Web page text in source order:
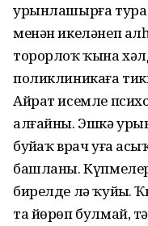
урынлашырға
менән икеләнеп
торорлоҡ ҡына
поликлиникаға
Айрат исемле
алғайны. Эшкә
буйҙаҡ врач уға
башланы.
бирелде лә ҡуйҙы.
та йөрөп булмай,